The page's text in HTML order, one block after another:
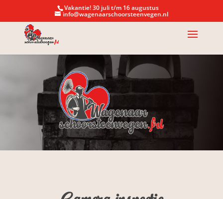
Vakantie! 30 juli t/m 16 augustus
info@wagenaarschoorsteenvegen.nl